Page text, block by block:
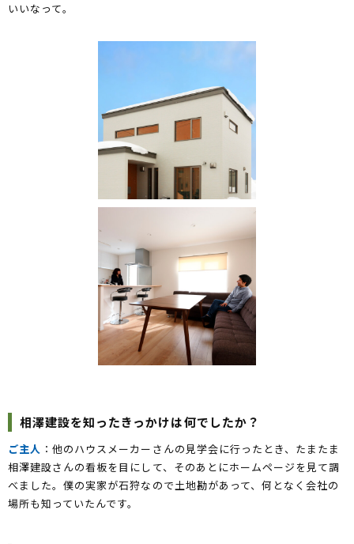
いいなって。
相澤建設を知ったきっかけは何でしたか？
ご主人 ：他のハウスメーカーさんの見学会に行ったとき、たまたま
相澤建設さんの看板を目にして、そのあとにホームページを見て調
べました。僕の実家が石狩なので土地勘があって、何となく会社の
場所も知っていたんです。